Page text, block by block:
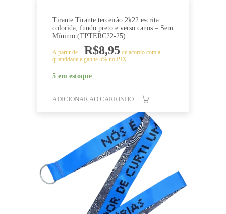
Tirante Tirante terceirão 2k22 escrita
colorida, fundo preto e verso canos – Sem
Mínimo (TPTERC22-25)
A partir de R$8,95 de acordo com a
quantidade e ganhe 5% no PIX
5 em estoque
ADICIONAR AO CARRINHO